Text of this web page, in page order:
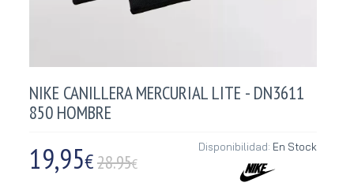
NIKE CANILLERA MERCURIAL LITE - DN3611
850 HOMBRE
19,95€28.95€
Disponibilidad: En Stock